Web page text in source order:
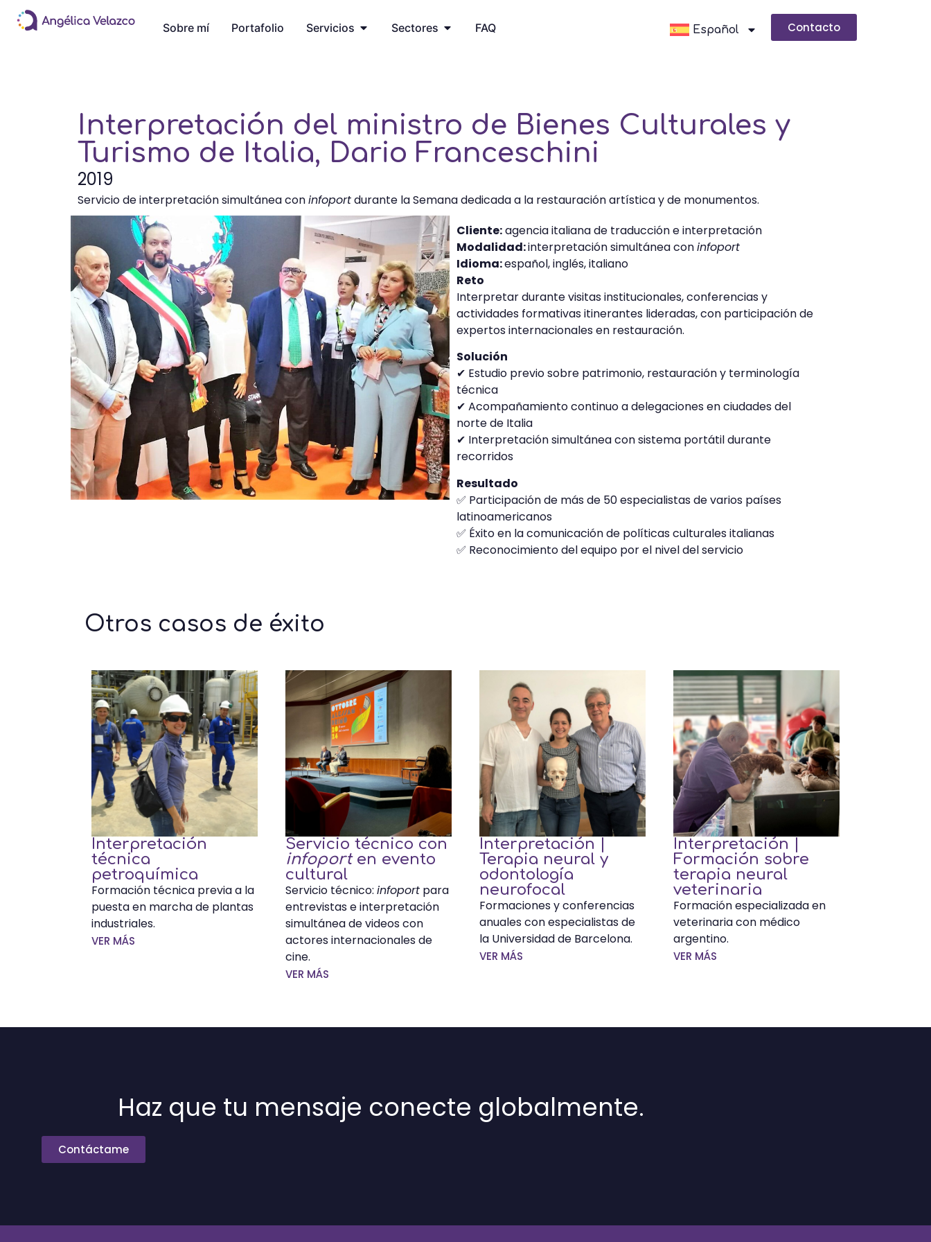
Sobre mí Portafolio Servicios Sectores FAQ Español Contacto
Interpretación del ministro de Bienes Culturales y
Turismo de Italia, Dario Franceschini
2019
Servicio de interpretación simultánea coninfoportdurante la Semana dedicada a la restauración artística y de monumentos.
Cliente:agencia italiana de traducción e interpretación
Modalidad:interpretación simultánea coninfoport
Idioma:español, inglés, italiano
Reto
Interpretar durante visitas institucionales, conferencias y
actividades formativas itinerantes lideradas, con participación de
expertos internacionales en restauración.
Solución
✔ Estudio previo sobre patrimonio, restauración y terminología
técnica
✔ Acompañamiento continuo a delegaciones en ciudades del
norte de Italia
✔ Interpretación simultánea con sistema portátil durante
recorridos
Resultado
✅ Participación de más de 50 especialistas de varios países
latinoamericanos
✅ Éxito en la comunicación de políticas culturales italianas
✅ Reconocimiento del equipo por el nivel del servicio
Otros casos de éxito
Interpretación
técnica
petroquímica
Formación técnica previa a la
puesta en marcha de plantas
industriales.
VER MÁS
Servicio técnico con
infoporten evento
cultural
Servicio técnico: infoport para
entrevistas e interpretación
simultánea de videos con
actores internacionales de
cine.
VER MÁS
Interpretación |
Terapia neural y
odontología
neurofocal
Formaciones y conferencias
anuales con especialistas de
la Universidad de Barcelona.
VER MÁS
Interpretación |
Formación sobre
terapia neural
veterinaria
Formación especializada en
veterinaria con médico
argentino.
VER MÁS
Haz que tu mensaje conecte globalmente.
Contáctame